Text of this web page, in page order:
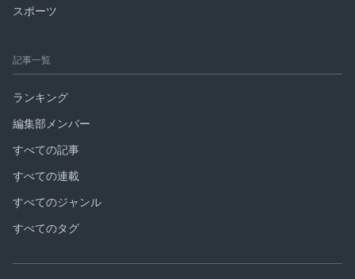
スポーツ
記事一覧
ランキング
編集部メンバー
すべての記事
すべての連載
すべてのジャンル
すべてのタグ